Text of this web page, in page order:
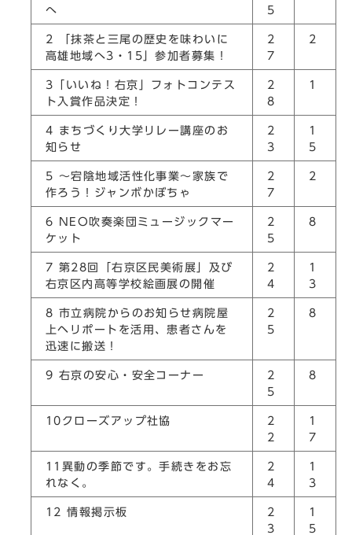
へ
5
2 「抹茶と三尾の歴史を味わいに
高雄地域へ3・15」参加者募集！
2
7
2
3「いいね！右京」フォトコンテス
ト入賞作品決定！
2
8
1
4 まちづくり大学リレー講座のお
知らせ
2
3
1
5
5 ～宕陰地域活性化事業～家族で
作ろう！ジャンボかぼちゃ
2
7
2
6 NEO吹奏楽団ミュージックマー
ケット
2
5
8
7 第28回「右京区民美術展」及び
右京区内高等学校絵画展の開催
2
4
1
3
8 市立病院からのお知らせ病院屋
上ヘリポートを活用、患者さんを
迅速に搬送！
2
5
8
9 右京の安心・安全コーナー
2
5
8
10クローズアップ社協
2
2
1
7
11異動の季節です。手続きをお忘
れなく。
2
4
1
3
12 情報掲示板
2
3
1
5